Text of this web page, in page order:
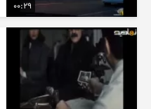
00:29